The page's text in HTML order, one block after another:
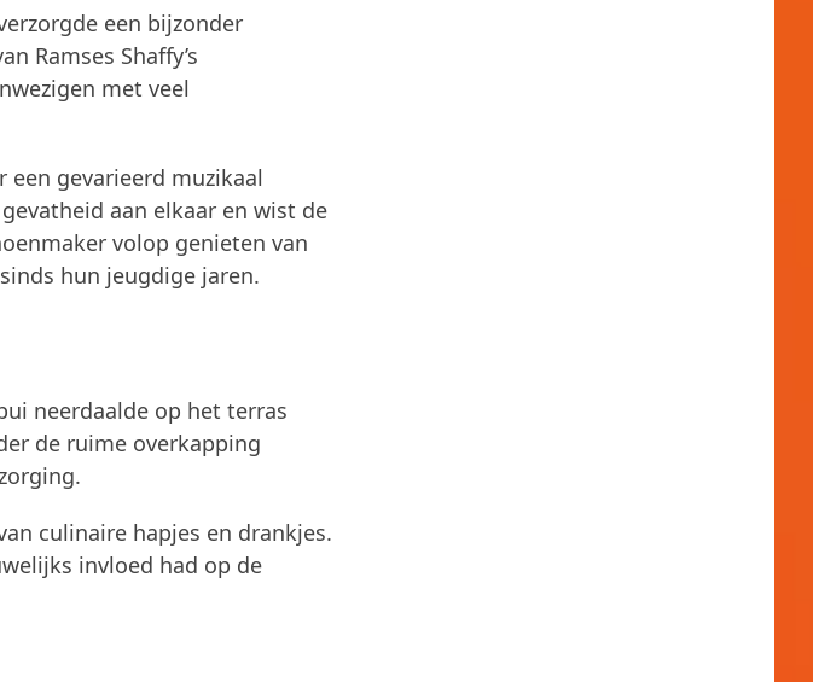
een bijzonder
Ramses Shaffy’s
met veel
gevarieerd muzikaal
aan elkaar en wist de
volop genieten van
hun jeugdige jaren.
neerdaalde op het terras
de ruime overkapping
culinaire hapjes en drankjes.
invloed had op de